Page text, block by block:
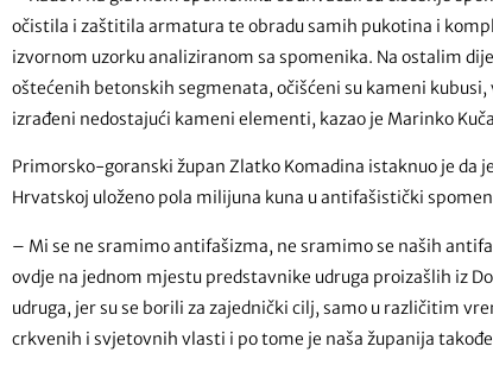
očistila i zaštitila armatura te obradu samih pukotina i
izvornom uzorku analiziranom sa spomenika. Na ostalim
oštećenih betonskih segmenata, očišćeni su kameni
izrađeni nedostajući kameni elementi, kazao je Marinko
Primorsko-goranski župan Zlatko Komadina istaknuo je da
Hrvatskoj uloženo pola milijuna kuna u antifašistički
– Mi se ne sramimo antifašizma, ne sramimo se naših
ovdje na jednom mjestu predstavnike udruga proizašlih iz
udruga, jer su se borili za zajednički cilj, samo u različitim
crkvenih i svjetovnih vlasti i po tome je naša županija